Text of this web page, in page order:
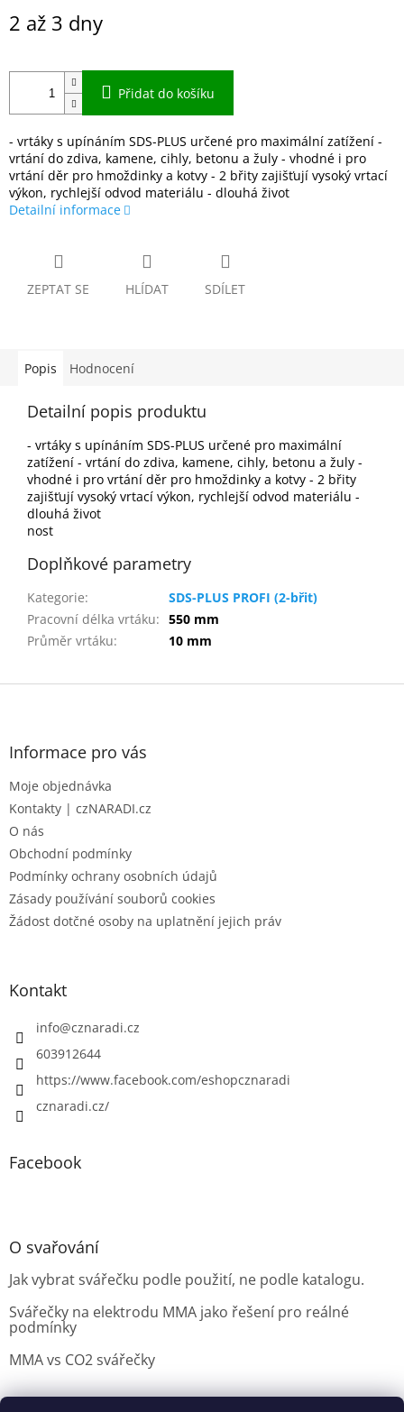
cena:
2 až 3 dny
Přidat do košíku
- vrtáky s upínáním SDS-PLUS určené pro maximální zatížení -
vrtání do zdiva, kamene, cihly, betonu a žuly - vhodné i pro
vrtání děr pro hmoždinky a kotvy - 2 břity zajišťují vysoký vrtací
výkon, rychlejší odvod materiálu - dlouhá život
Detailní informace
ZEPTAT SE HLÍDAT SDÍLET
Popis Hodnocení
Detailní popis produktu
- vrtáky s upínáním SDS-PLUS určené pro maximální
zatížení - vrtání do zdiva, kamene, cihly, betonu a žuly -
vhodné i pro vrtání děr pro hmoždinky a kotvy - 2 břity
zajišťují vysoký vrtací výkon, rychlejší odvod materiálu -
dlouhá život
nost
Doplňkové parametry
Kategorie:
SDS-PLUS PROFI (2-břit)
Pracovní délka vrtáku: 550 mm
Průměr vrtáku: 10 mm
Z
Informace pro vás
Moje objednávka
Kontakty | czNARADI.cz
O nás
Obchodní podmínky
Podmínky ochrany osobních údajů
Zásady používání souborů cookies
Žádost dotčné osoby na uplatnění jejich práv
Kontakt
info@cznaradi.cz
603912644
https://www.facebook.com/eshopcznaradi
cznaradi.cz/
Facebook
O svařování
Jak vybrat svářečku podle použití, ne podle katalogu.
Svářečky na elektrodu MMA jako řešení pro reálné
podmínky
MMA vs CO2 svářečky